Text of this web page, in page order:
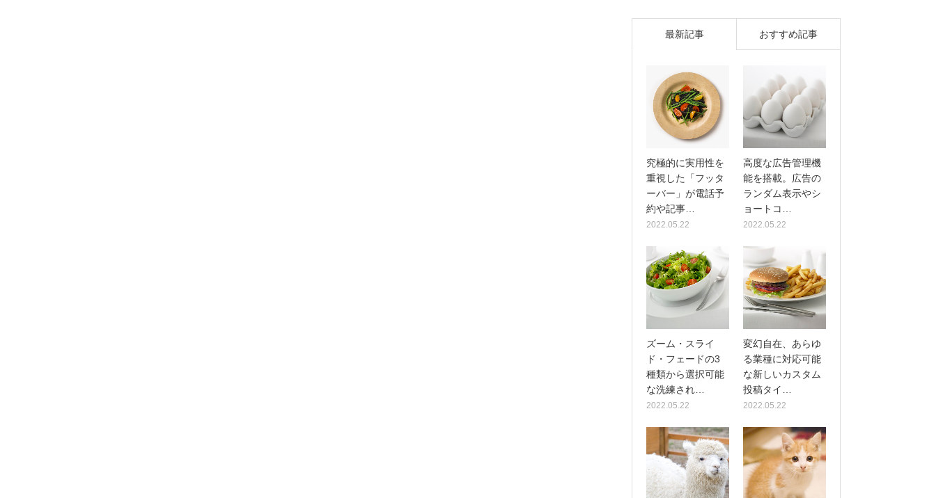
最新記事 おすすめ記事
究極的に実用性を
重視した「フッタ
ーバー」が電話予
約や記事…
2022.05.22
高度な広告管理機
能を搭載。広告の
ランダム表示やシ
ョートコ…
2022.05.22
ズーム・スライ
ド・フェードの3
種類から選択可能
な洗練され…
2022.05.22
変幻自在、あらゆ
る業種に対応可能
な新しいカスタム
投稿タイ…
2022.05.22